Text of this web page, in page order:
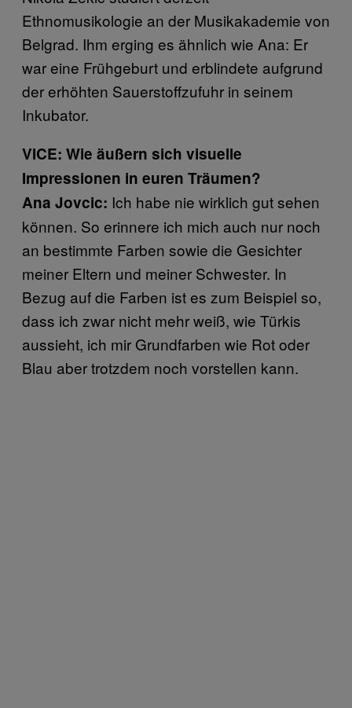
Ethnomusikologie an der Musikakademie von
Belgrad. Ihm erging es ähnlich wie Ana: Er
war eine Frühgeburt und erblindete aufgrund
der erhöhten Sauerstoffzufuhr in seinem
Inkubator.
VICE: Wie äußern sich visuelle
Impressionen in euren Träumen?
Ana Jovcic: Ich habe nie wirklich gut sehen
können. So erinnere ich mich auch nur noch
an bestimmte Farben sowie die Gesichter
meiner Eltern und meiner Schwester. In
Bezug auf die Farben ist es zum Beispiel so,
dass ich zwar nicht mehr weiß, wie Türkis
aussieht, ich mir Grundfarben wie Rot oder
Blau aber trotzdem noch vorstellen kann.